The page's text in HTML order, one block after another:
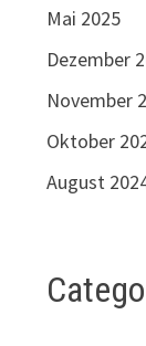
Mai 2025
Dezember
November
Oktober
August